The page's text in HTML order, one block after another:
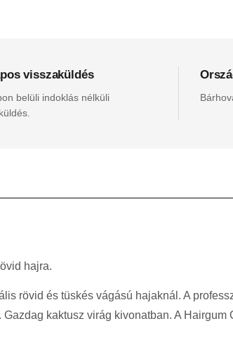
visszaküldés
belüli indoklás nélküli
hajra.
rövid és tüskés vágású hajaknál. A
kaktusz virág kivonatban. A